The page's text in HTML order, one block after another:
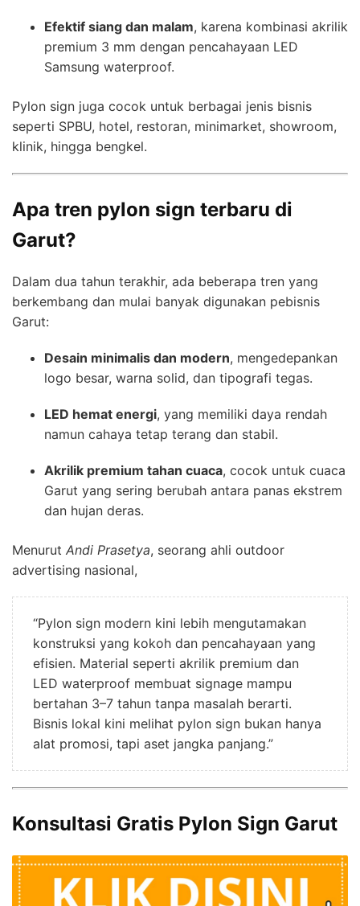
Efektif siang dan malam, karena kombinasi akrilik
premium 3 mm dengan pencahayaan LED
Samsung waterproof.
Pylon sign juga cocok untuk berbagai jenis bisnis
seperti SPBU, hotel, restoran, minimarket, showroom,
klinik, hingga bengkel.
Apa tren pylon sign terbaru di
Garut?
Dalam dua tahun terakhir, ada beberapa tren yang
berkembang dan mulai banyak digunakan pebisnis
Garut:
Desain minimalis dan modern, mengedepankan
logo besar, warna solid, dan tipografi tegas.
LED hemat energi, yang memiliki daya rendah
namun cahaya tetap terang dan stabil.
Akrilik premium tahan cuaca, cocok untuk cuaca
Garut yang sering berubah antara panas ekstrem
dan hujan deras.
Menurut Andi Prasetya, seorang ahli outdoor
advertising nasional,
“Pylon sign modern kini lebih mengutamakan
konstruksi yang kokoh dan pencahayaan yang
efisien. Material seperti akrilik premium dan
LED waterproof membuat signage mampu
bertahan 3–7 tahun tanpa masalah berarti.
Bisnis lokal kini melihat pylon sign bukan hanya
alat promosi, tapi aset jangka panjang.”
Konsultasi Gratis Pylon Sign Garut